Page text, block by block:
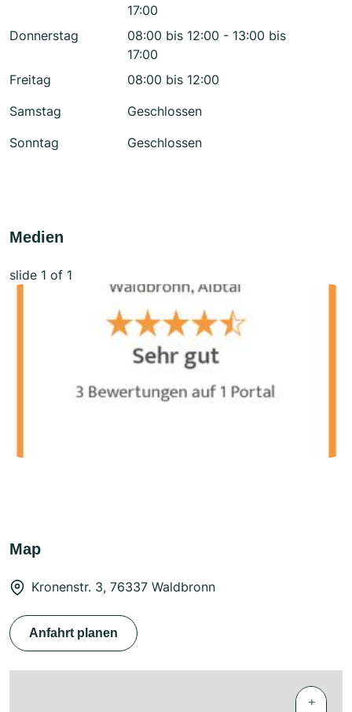
17:00
Donnerstag
08:00 bis 12:00 - 13:00 bis
17:00
Freitag
08:00 bis 12:00
Samstag
Geschlossen
Sonntag
Geschlossen
Medien
slide 1 of 1
Map
Kronenstr. 3, 76337 Waldbronn
Anfahrt planen
+